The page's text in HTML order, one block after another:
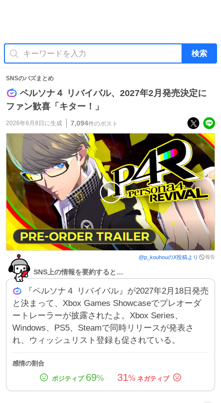
検索
SNSのバズまとめ
ペルソナ４ リバイバル、2027年2月発売決定に
ファン歓喜「キター！」
2026年6月8日 に生成 7,094件のポスト
@p_kouhouのX投稿より 報告
SNS上の情報を要約すると…
『ペルソナ４ リバイバル』が2027年2月18日発売
と決まって、Xbox Games Showcaseでプレオーダ
ートレーラーが披露されたよ。Xbox Series、
Windows、PS5、Steamで同時リリースが発表さ
れ、ウィッシュリスト登録も促されている。
感情の割合
69% 31%